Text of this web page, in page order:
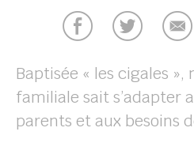
Baptisée « les cigales
familiale sait s’adapter
parents et aux besoins